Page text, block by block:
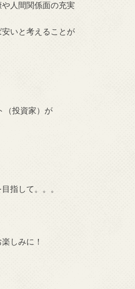
人間関係面の充実
安いと考えることが
（投資家）が
指して。。。
しみに！